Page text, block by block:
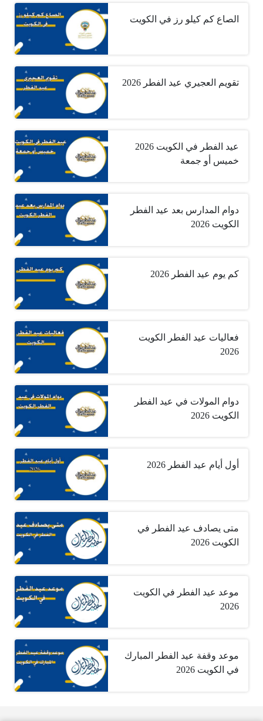
الصاع كم كيلو رز في الكويت
تقويم العجيري عيد الفطر 2026
عيد الفطر في الكويت 2026
خميس أو جمعة
دوام المدارس بعد عيد الفطر
الكويت 2026
كم يوم عيد الفطر 2026
فعاليات عيد الفطر الكويت
2026
دوام المولات في عيد الفطر
الكويت 2026
أول أيام عيد الفطر 2026
متى يصادف عيد الفطر في
الكويت 2026
موعد عيد الفطر في الكويت
2026
موعد وقفة عيد الفطر المبارك
في الكويت 2026